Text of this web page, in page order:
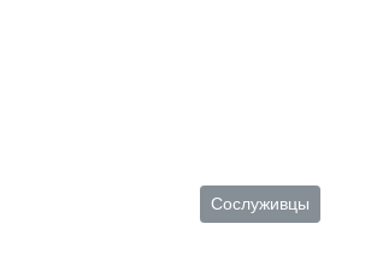
Сослуживцы